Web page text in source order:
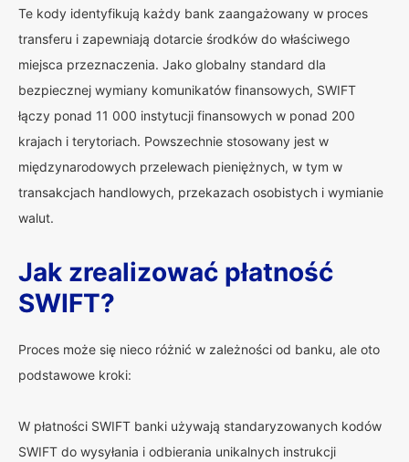
Te kody identyfikują każdy bank zaangażowany w proces
transferu i zapewniają dotarcie środków do właściwego
miejsca przeznaczenia. Jako globalny standard dla
bezpiecznej wymiany komunikatów finansowych, SWIFT
łączy ponad 11 000 instytucji finansowych w ponad 200
krajach i terytoriach. Powszechnie stosowany jest w
międzynarodowych przelewach pieniężnych, w tym w
transakcjach handlowych, przekazach osobistych i wymianie
walut.
Jak zrealizować płatność
SWIFT?
Proces może się nieco różnić w zależności od banku, ale oto
podstawowe kroki:
W płatności SWIFT banki używają standaryzowanych kodów
SWIFT do wysyłania i odbierania unikalnych instrukcji